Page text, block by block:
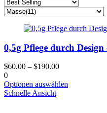
0,5g Pflege durch
$60.00 – $190.00
0
Optionen auswählen
Schnelle Ansicht